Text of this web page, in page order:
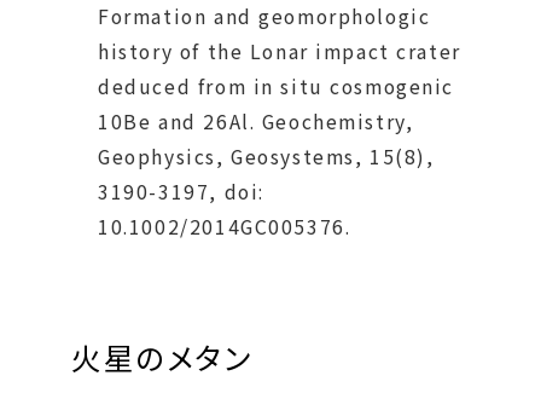
Formation and geomorphologic
history of the Lonar impact crater
deduced from in situ cosmogenic
10Be and 26Al. Geochemistry,
Geophysics, Geosystems, 15(8),
3190-3197, doi:
10.1002/2014GC005376.
火星のメタン